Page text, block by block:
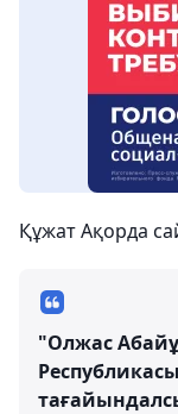
Құжат Ақорда
"Олжас